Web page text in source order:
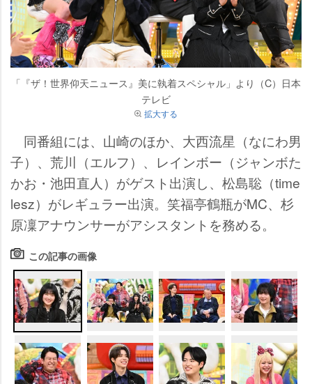
「『ザ！世界仰天ニュース』美に執着スペシャル」より（C）日本
テレビ
拡大する
同番組には、山崎のほか、大西流星（なにわ男
子）、荒川（エルフ）、レインボー（ジャンボた
かお・池田直人）がゲスト出演し、松島聡（time
lesz）がレギュラー出演。笑福亭鶴瓶がMC、杉
原凜アナウンサーがアシスタントを務める。
この記事の画像